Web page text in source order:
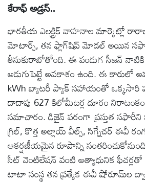
కేరాఫ్ అడ్రస్..
భారతీయ ఎలక్ట్రిక్ వాహనాల మార్కెట్లో
మోటార్స్, తన ఫ్లాగ్‌షిప్ మోడల్ అయిన
తీసుకురాబోతోంది. ఈ పండుగ సీజన్
అడుగుపెట్టే అవకాశం ఉంది. ఈ
kWh బ్యాటరీ ప్యాక్ సహాయంతో ఒక్కసారి
దాదాపు 627 కిలోమీటర్ల దూరం
సమాచారం. డిజైన్ పరంగా ప్రస్తుత సఫారీని
గ్రిల్, కొత్త అల్లాయ్ వీల్స్, సిగ్నేచర్ ఈవీ
ఆకర్షణీయమైన రూపాన్ని
సీట్ వెంటిలేషన్ వంటి అత్యాధునిక
టాటా సంస్థ తన ప్రత్యేక ఈవీ షోరూమ్‌ల